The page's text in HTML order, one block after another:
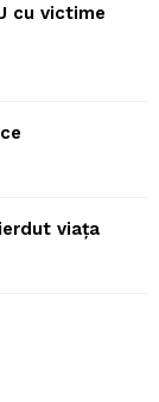
cu victime
viața